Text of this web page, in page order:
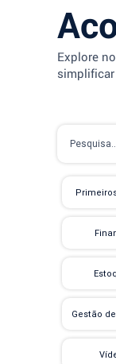
Explore
Gestão